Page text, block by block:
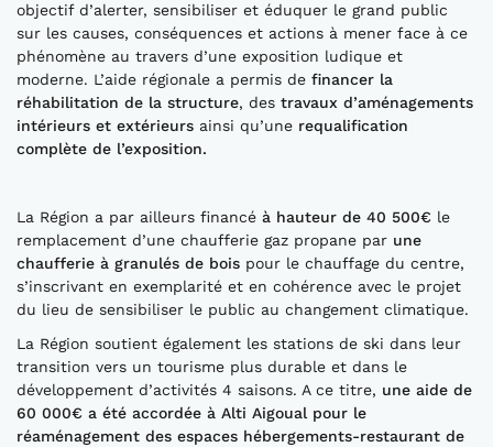
objectif d’alerter, sensibiliser et éduquer le grand public
sur les causes, conséquences et actions à mener face à ce
phénomène au travers d’une exposition ludique et
moderne. L’aide régionale a permis de financer la
réhabilitation de la structure, des travaux d’aménagements
intérieurs et extérieurs ainsi qu’une requalification
complète de l’exposition.
La Région a par ailleurs financé à hauteur de 40 500€ le
remplacement d’une chaufferie gaz propane par une
chaufferie à granulés de bois pour le chauffage du centre,
s’inscrivant en exemplarité et en cohérence avec le projet
du lieu de sensibiliser le public au changement climatique.
La Région soutient également les stations de ski dans leur
transition vers un tourisme plus durable et dans le
développement d’activités 4 saisons. A ce titre, une aide de
60 000€ a été accordée à Alti Aigoual pour le
réaménagement des espaces hébergements-restaurant de